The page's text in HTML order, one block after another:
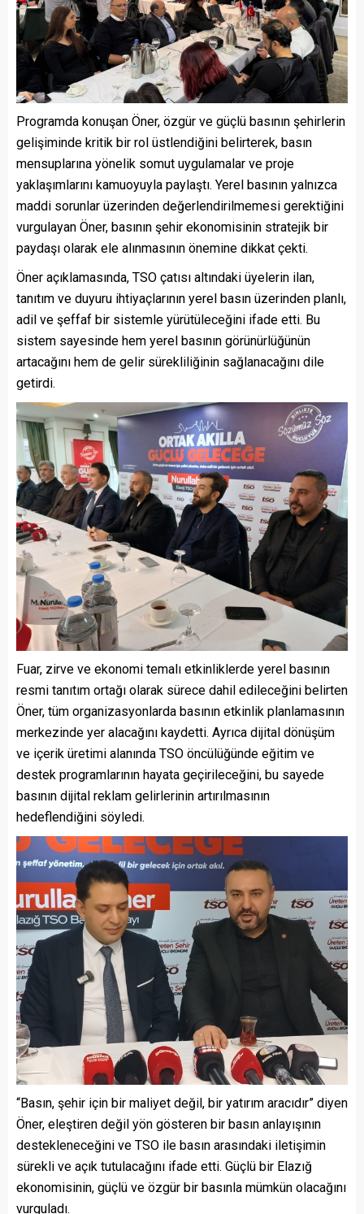
Programda konuşan Öner, özgür ve güçlü basının şehirlerin
gelişiminde kritik bir rol üstlendiğini belirterek, basın
mensuplarına yönelik somut uygulamalar ve proje
yaklaşımlarını kamuoyuyla paylaştı. Yerel basının yalnızca
maddi sorunlar üzerinden değerlendirilmemesi gerektiğini
vurgulayan Öner, basının şehir ekonomisinin stratejik bir
paydaşı olarak ele alınmasının önemine dikkat çekti.
Öner açıklamasında, TSO çatısı altındaki üyelerin ilan,
tanıtım ve duyuru ihtiyaçlarının yerel basın üzerinden planlı,
adil ve şeffaf bir sistemle yürütüleceğini ifade etti. Bu
sistem sayesinde hem yerel basının görünürlüğünün
artacağını hem de gelir sürekliliğinin sağlanacağını dile
getirdi.
Fuar, zirve ve ekonomi temalı etkinliklerde yerel basının
resmi tanıtım ortağı olarak sürece dahil edileceğini belirten
Öner, tüm organizasyonlarda basının etkinlik planlamasının
merkezinde yer alacağını kaydetti. Ayrıca dijital dönüşüm
ve içerik üretimi alanında TSO öncülüğünde eğitim ve
destek programlarının hayata geçirileceğini, bu sayede
basının dijital reklam gelirlerinin artırılmasının
hedeflendiğini söyledi.
“Basın, şehir için bir maliyet değil, bir yatırım aracıdır” diyen
Öner, eleştiren değil yön gösteren bir basın anlayışının
destekleneceğini ve TSO ile basın arasındaki iletişimin
sürekli ve açık tutulacağını ifade etti. Güçlü bir Elazığ
ekonomisinin, güçlü ve özgür bir basınla mümkün olacağını
vurguladı.